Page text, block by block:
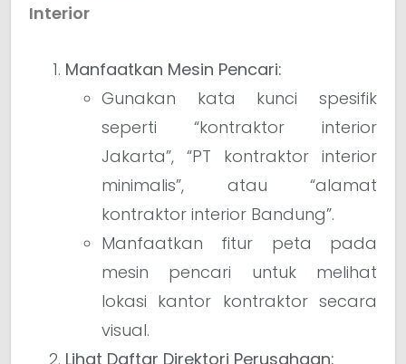
Interior
Manfaatkan Mesin Pencari:
Gunakan kata kunci spesifik
seperti “kontraktor interior
Jakarta”, “PT kontraktor interior
minimalis”, atau “alamat
kontraktor interior Bandung”.
Manfaatkan fitur peta pada
mesin pencari untuk melihat
lokasi kantor kontraktor secara
visual.
Lihat Daftar Direktori Perusahaan: